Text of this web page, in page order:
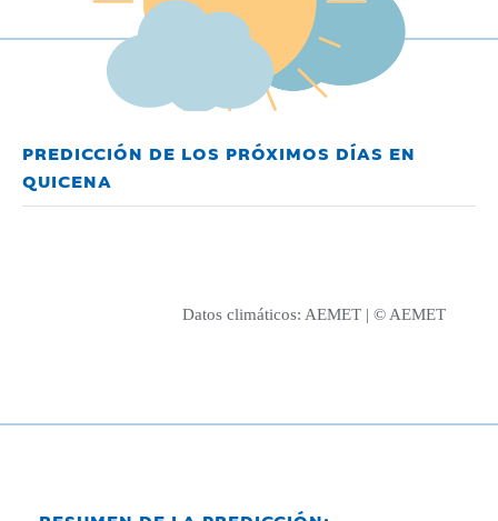
PREDICCIÓN DE LOS PRÓXIMOS DÍAS EN
QUICENA
Datos climáticos: AEMET | © AEMET